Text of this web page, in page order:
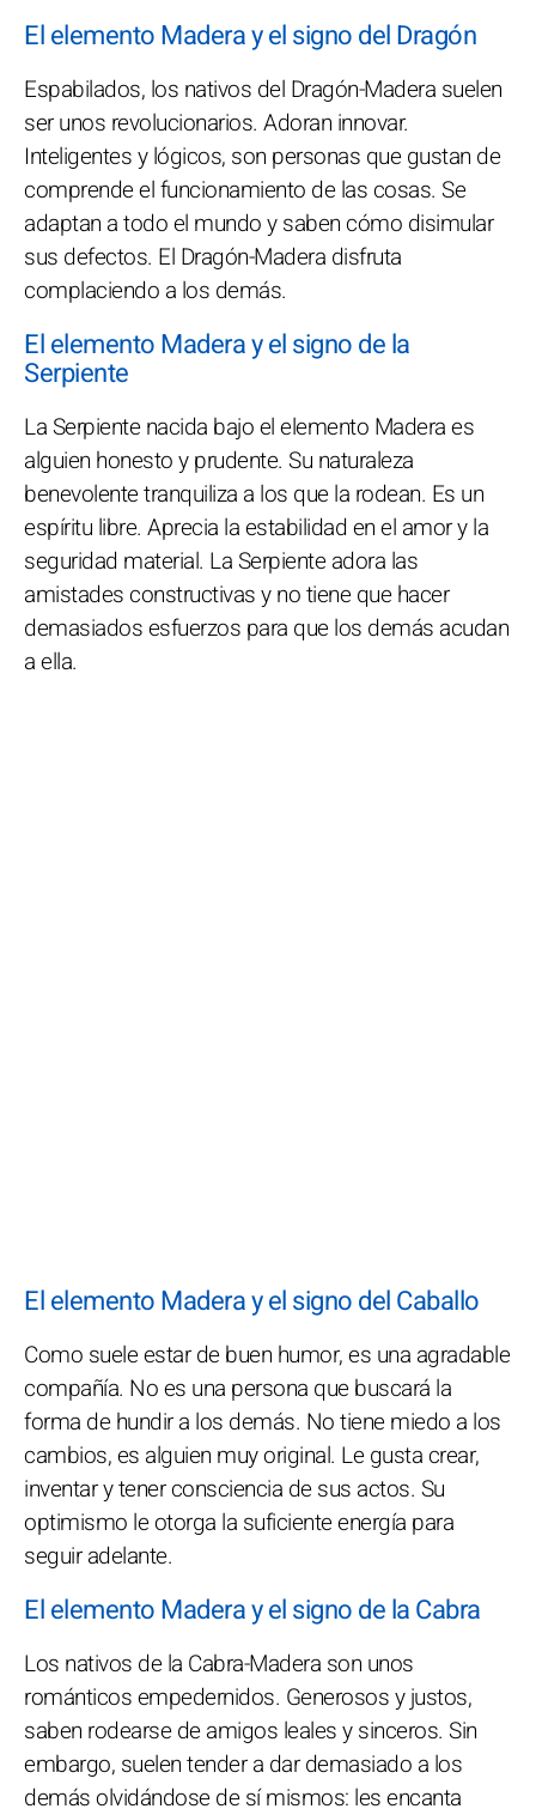
El elemento Madera y el signo del Dragón
Espabilados, los nativos del Dragón-Madera suelen
ser unos revolucionarios. Adoran innovar.
Inteligentes y lógicos, son personas que gustan de
comprende el funcionamiento de las cosas. Se
adaptan a todo el mundo y saben cómo disimular
sus defectos. El Dragón-Madera disfruta
complaciendo a los demás.
El elemento Madera y el signo de la
Serpiente
La Serpiente nacida bajo el elemento Madera es
alguien honesto y prudente. Su naturaleza
benevolente tranquiliza a los que la rodean. Es un
espíritu libre. Aprecia la estabilidad en el amor y la
seguridad material. La Serpiente adora las
amistades constructivas y no tiene que hacer
demasiados esfuerzos para que los demás acudan
a ella.
El elemento Madera y el signo del Caballo
Como suele estar de buen humor, es una agradable
compañía. No es una persona que buscará la
forma de hundir a los demás. No tiene miedo a los
cambios, es alguien muy original. Le gusta crear,
inventar y tener consciencia de sus actos. Su
optimismo le otorga la suficiente energía para
seguir adelante.
El elemento Madera y el signo de la Cabra
Los nativos de la Cabra-Madera son unos
románticos empedernidos. Generosos y justos,
saben rodearse de amigos leales y sinceros. Sin
embargo, suelen tender a dar demasiado a los
demás olvidándose de sí mismos: les encanta